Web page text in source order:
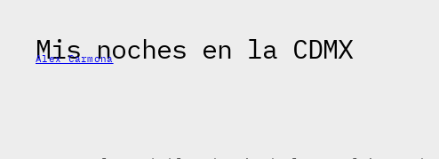
Mis noches en la CDMX
Alex Carmona